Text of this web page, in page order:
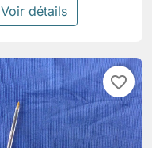
Voir détails
favorite_border